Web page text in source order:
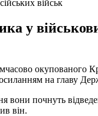
військ
у
на главу
почнуть
він.